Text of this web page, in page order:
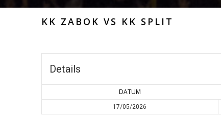
KK ZABOK VS KK SPLIT
Details
DATUM
17/05/2026